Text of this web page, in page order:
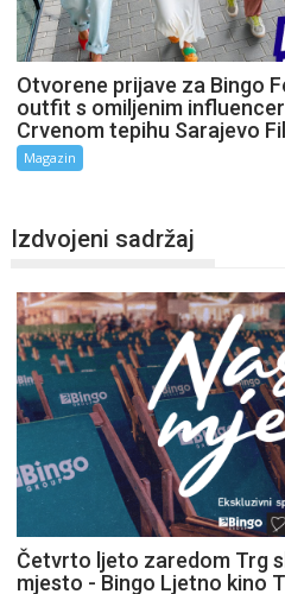
Otvorene prijave za Bingo
outfit s omiljenim
Crvenom tepihu Sarajevo
Magazin
Izdvojeni sadržaj
Četvrto ljeto zaredom Trg
mjesto - Bingo Ljetno kino